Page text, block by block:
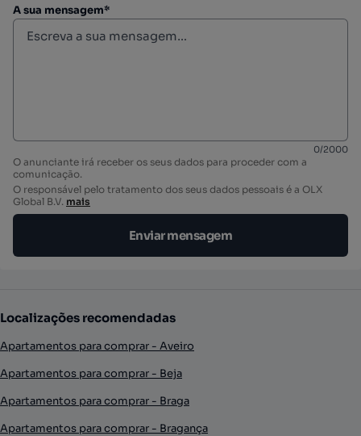
A sua mensagem*
0/2000
O anunciante irá receber os seus dados para proceder com a
comunicação.
O responsável pelo tratamento dos seus dados pessoais é a OLX
Global B.V. mais
Enviar mensagem
Localizações recomendadas
Apartamentos para comprar - Aveiro
Apartamentos para comprar - Beja
Apartamentos para comprar - Braga
Apartamentos para comprar - Bragança